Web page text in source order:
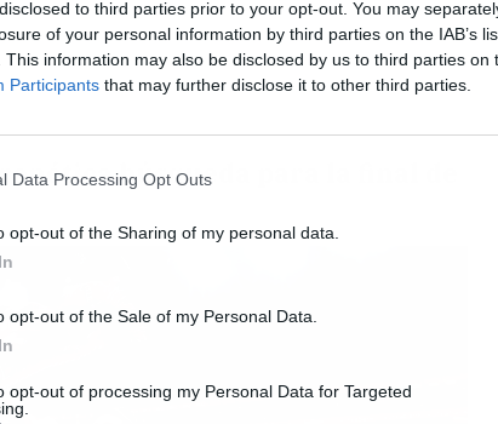
to third parties prior to your opt-out. You may
of your personal information by third parties on the IAB’s
This information may also be disclosed by us to third parties on
Participants that may further disclose it to other third parties.
Data Processing Opt Outs
opt-out of the Sharing of my personal data.
opt-out of the Sale of my Personal Data.
opt-out of processing my Personal Data for Targeted
búsqueda para la final de